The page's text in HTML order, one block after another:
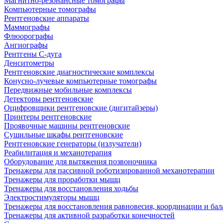
Компьютерные томографы
Рентгеновские аппараты
Маммографы
Флюорографы
Ангиографы
Рентгены С-дуга
Денситометры
Рентгеновские диагностические комплексы
Конусно-лучевые компьютерные томографы
Передвижные мобильные комплексы
Детекторы рентгеновские
Оцифровщики рентгеновские (дигитайзеры)
Принтеры рентгеновские
Проявочные машины рентгеновские
Сушильные шкафы рентгеновские
Рентгеновские генераторы (излучатели)
Реабилитация и механотерапия
Оборудование для вытяжения позвоночника
Тренажеры для пассивной роботизированной механотерапии
Тренажеры для проработки мышц
Тренажеры для восстановления ходьбы
Электростимуляторы мышц
Тренажеры для восстановления равновесия, координации и
Тренажеры для активной разработки конечностей